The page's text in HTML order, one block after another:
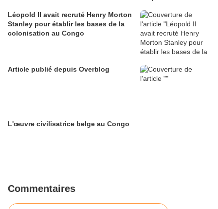
Léopold II avait recruté Henry Morton
Stanley pour établir les bases de la
colonisation au Congo
Article publié depuis Overblog
L'œuvre civilisatrice belge au Congo
Commentaires